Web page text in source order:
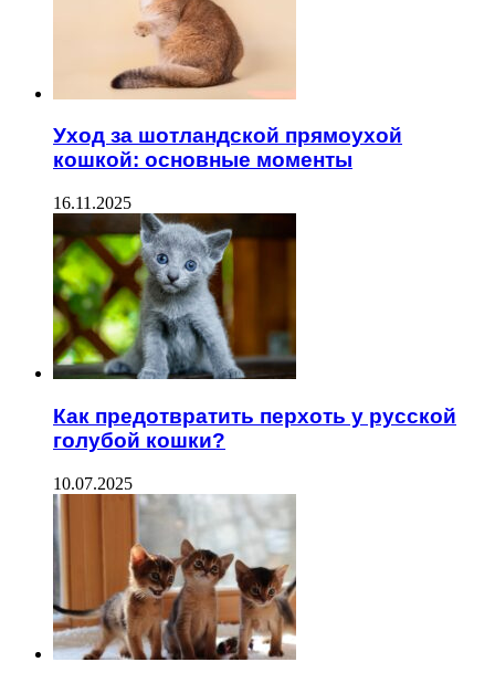
Уход за шотландской прямоухой
кошкой: основные моменты
16.11.2025
Как предотвратить перхоть у русской
голубой кошки?
10.07.2025